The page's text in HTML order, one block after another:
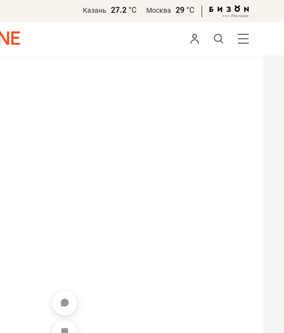
Казань 27.2 °С Москва 29 °С